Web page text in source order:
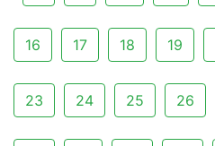
16 17 18 19
23 24 25 26